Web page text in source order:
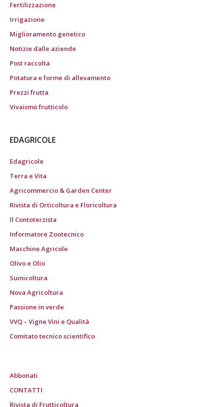
Fertilizzazione
Irrigazione
Miglioramento genetico
Notizie dalle aziende
Post raccolta
Potatura e forme di allevamento
Prezzi frutta
Vivaismo frutticolo
EDAGRICOLE
Edagricole
Terra e Vita
Agricommercio & Garden Center
Rivista di Orticoltura e Floricoltura
Il Contoterzista
Informatore Zootecnico
Macchine Agricole
Olivo e Olio
Suinicoltura
Nova Agricoltura
Passione in verde
VVQ – Vigne Vini e Qualità
Comitato tecnico scientifico
Abbonati
CONTATTI
Rivista di Frutticoltura